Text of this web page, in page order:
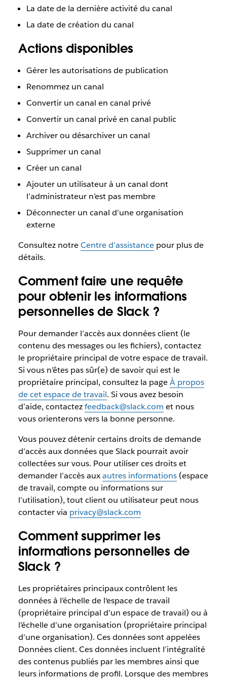
La date de la dernière activité du canal
La date de création du canal
Actions disponibles
Gérer les autorisations de publication
Renommez un canal
Convertir un canal en canal privé
Convertir un canal privé en canal public
Archiver ou désarchiver un canal
Supprimer un canal
Créer un canal
Ajouter un utilisateur à un canal dont
l’administrateur n’est pas membre
Déconnecter un canal d’une organisation
externe
Consultez notreCentre d’assistancepour plus de
détails.
Comment faire une requête
pour obtenir les informations
personnelles de Slack ?
Pour demander l’accès aux données client (le
contenu des messages ou les fichiers), contactez
le propriétaire principal de votre espace de travail.
Si vous n’êtes pas sûr(e) de savoir qui est le
propriétaire principal, consultez la pageÀ propos
de cet espace de travail. Si vous avez besoin
d’aide, contactezfeedback@slack.com et nous
vous orienterons vers la bonne personne.
Vous pouvez détenir certains droits de demande
d’accès aux données que Slack pourrait avoir
collectées sur vous. Pour utiliser ces droits et
demander l’accès auxautres informations(espace
de travail, compte ou informations sur
l’utilisation), tout client ou utilisateur peut nous
contacter via privacy@slack.com
Comment supprimer les
informations personnelles de
Slack ?
Les propriétaires principaux contrôlent les
données à l’échelle de l‘espace de travail
(propriétaire principal d’un espace de travail) ou à
l’échelle d’une organisation (propriétaire principal
d’une organisation). Ces données sont appelées
Données client. Ces données incluent l’intégralité
des contenus publiés par les membres ainsi que
leurs informations de profil. Lorsque des membres